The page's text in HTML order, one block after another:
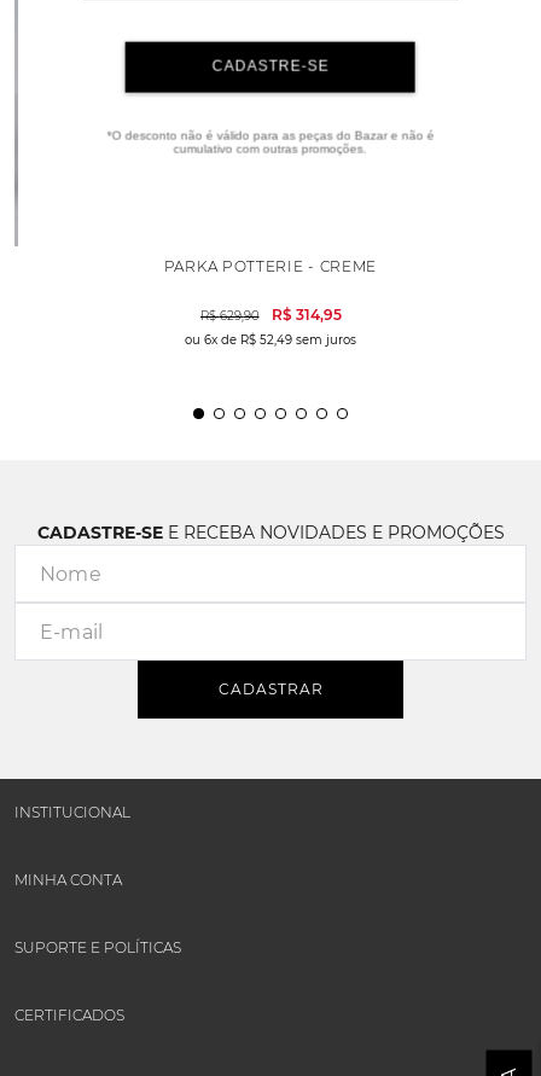
CADASTRE-SE
*O desconto não é válido para as peças do Bazar e não é
cumulativo com outras promoções.
PARKA POTTERIE - CREME
R$ 629,90 R$ 314,95
ou 6x de R$ 52,49 sem juros
CADASTRE-SEE RECEBA NOVIDADES E PROMOÇÕES
CADASTRAR
INSTITUCIONAL
MINHA CONTA
SUPORTE E POLÍTICAS
CERTIFICADOS